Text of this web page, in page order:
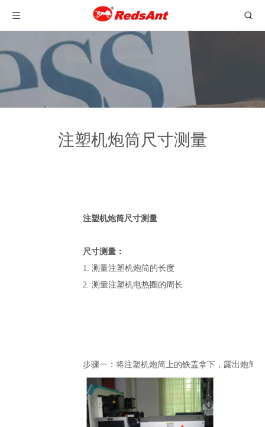
注塑机炮筒尺寸测量
注塑机炮筒尺寸测量
尺寸测量：
1. 测量注塑机炮筒的长度
2. 测量注塑机电热圈的周长
步骤一：将注塑机炮筒上的铁盖拿下，露出炮筒。